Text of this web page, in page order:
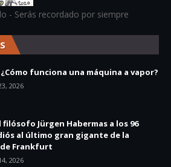
- Serás recordado por siempre
funciona una máquina a vapor?
2026
filósofo Jürgen Habermas a los 96
al último gran gigante de la
de Frankfurt
2026